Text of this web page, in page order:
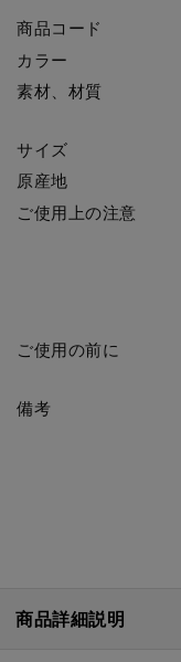
商品コード
カラー
素材、材質
サイズ
原産地
ご使用上の注意
ご使用の前に
備考
商品詳細説明